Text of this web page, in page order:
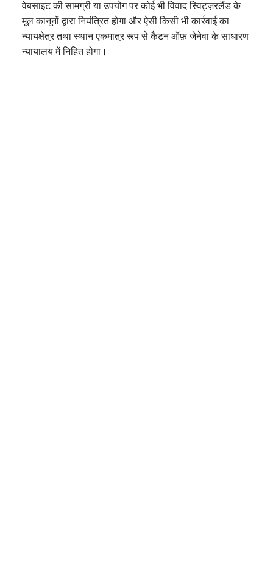
वेबसाइट की सामग्री या उपयोग पर कोई भी विवाद स्विट्ज़रलैंड के
मूल कानूनों द्वारा नियंत्रित होगा और ऐसी किसी भी कार्रवाई का
न्यायक्षेत्र तथा स्थान एकमात्र रूप से कैंटन ऑफ़ जेनेवा के साधारण
न्यायालय में निहित होगा।